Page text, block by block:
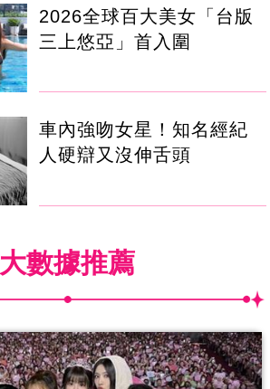
2026全球百大美女「台版
三上悠亞」首入圍
車內強吻女星！知名經紀
人硬辯又沒伸舌頭
大數據推薦